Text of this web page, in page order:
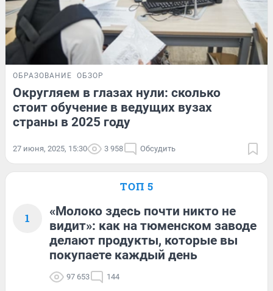
ОБРАЗОВАНИЕ ОБЗОР
Округляем в глазах нули: сколько
стоит обучение в ведущих вузах
страны в 2025 году
27 июня, 2025, 15:30 3 958 Обсудить
ТОП 5
1
«Молоко здесь почти никто не
видит»: как на тюменском заводе
делают продукты, которые вы
покупаете каждый день
97 653 144